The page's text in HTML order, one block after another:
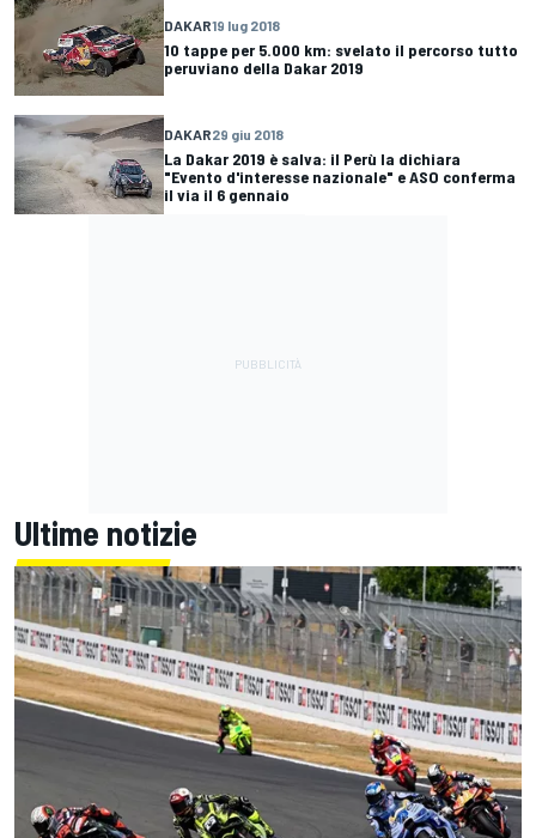
DAKAR19 lug 2018
10 tappe per 5.000 km: svelato il percorso tutto
peruviano della Dakar 2019
DAKAR29 giu 2018
La Dakar 2019 è salva: il Perù la dichiara
"Evento d'interesse nazionale" e ASO conferma
il via il 6 gennaio
Ultime notizie